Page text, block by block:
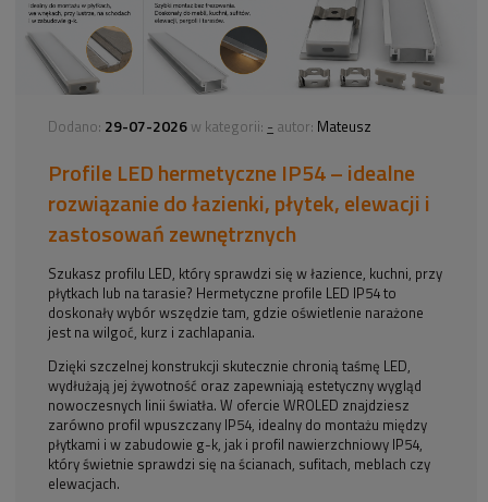
Dodano: 29-07-2026 w kategorii: - autor: Mateusz
Profile LED hermetyczne IP54 – idealne
rozwiązanie do łazienki, płytek, elewacji i
zastosowań zewnętrznych
Szukasz profilu LED, który sprawdzi się w łazience, kuchni, przy
płytkach lub na tarasie? Hermetyczne profile LED IP54 to
doskonały wybór wszędzie tam, gdzie oświetlenie narażone
jest na wilgoć, kurz i zachlapania.
Dzięki szczelnej konstrukcji skutecznie chronią taśmę LED,
wydłużają jej żywotność oraz zapewniają estetyczny wygląd
nowoczesnych linii światła. W ofercie WROLED znajdziesz
zarówno profil wpuszczany IP54, idealny do montażu między
płytkami i w zabudowie g-k, jak i profil nawierzchniowy IP54,
który świetnie sprawdzi się na ścianach, sufitach, meblach czy
elewacjach.